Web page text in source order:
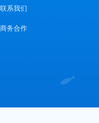
联系我们
商务合作